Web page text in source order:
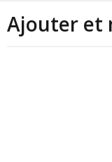
Ajouter et